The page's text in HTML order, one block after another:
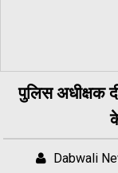
पुलिस अधीक्षक
Dabwali